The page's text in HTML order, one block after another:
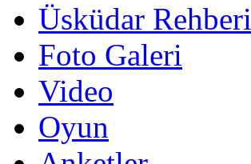
Üsküdar Rehberi
Foto Galeri
Video
Oyun